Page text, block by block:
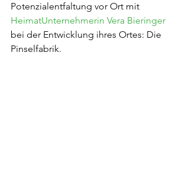
Potenzialentfaltung vor Ort mit
HeimatUnternehmerin Vera Bieringer
bei der Entwicklung ihres Ortes: Die
Pinselfabrik.